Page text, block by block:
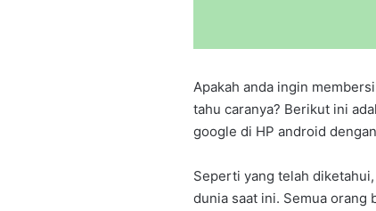
Apakah anda ingin
tahu caranya? Berikut ini
google di HP android
Seperti yang telah
dunia saat ini. Semua orang